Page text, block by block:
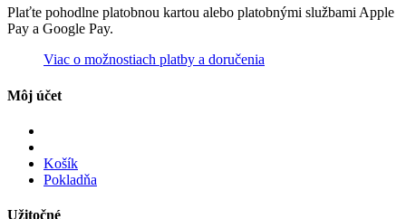
Plaťte pohodlne platobnou kartou alebo platobnými službami Apple
Pay a Google Pay.
Viac o možnostiach platby a doručenia
Môj účet
Košík
Pokladňa
Užitočné